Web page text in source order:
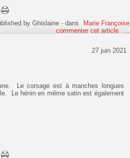
by Ghislaine -dans
Marie Françoise
commenter cet article
…
27 juin 2021
Le corsage est à manches longues
Le hénin en même satin est également